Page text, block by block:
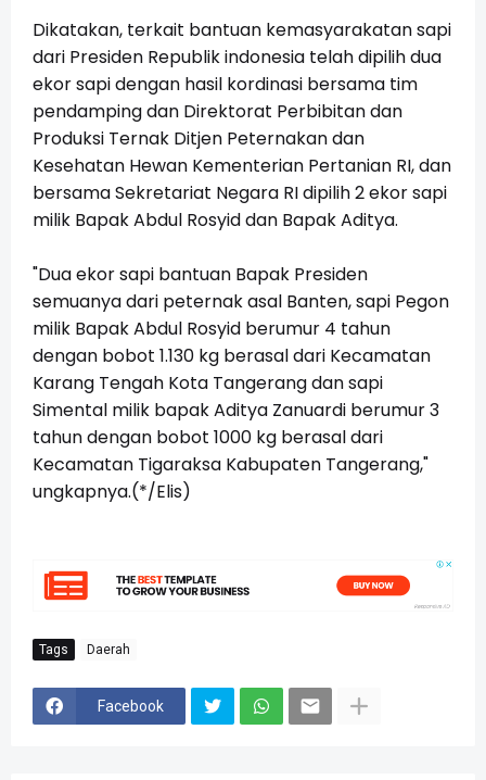
Dikatakan, terkait bantuan kemasyarakatan sapi
dari Presiden Republik indonesia telah dipilih dua
ekor sapi dengan hasil kordinasi bersama tim
pendamping dan Direktorat Perbibitan dan
Produksi Ternak Ditjen Peternakan dan
Kesehatan Hewan Kementerian Pertanian RI, dan
bersama Sekretariat Negara RI dipilih 2 ekor sapi
milik Bapak Abdul Rosyid dan Bapak Aditya.
"Dua ekor sapi bantuan Bapak Presiden
semuanya dari peternak asal Banten, sapi Pegon
milik Bapak Abdul Rosyid berumur 4 tahun
dengan bobot 1.130 kg berasal dari Kecamatan
Karang Tengah Kota Tangerang dan sapi
Simental milik bapak Aditya Zanuardi berumur 3
tahun dengan bobot 1000 kg berasal dari
Kecamatan Tigaraksa Kabupaten Tangerang,"
ungkapnya.(*/Elis)
Tags Daerah
Facebook